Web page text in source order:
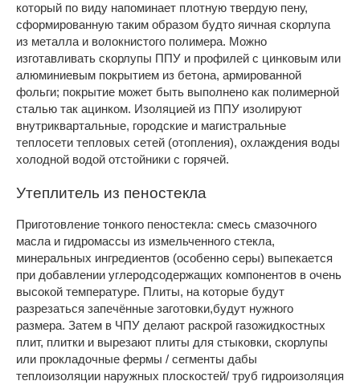
который по виду напоминает плотную твердую пену,
сформированную таким образом будто яичная скорлупа
из металла и волокнистого полимера. Можно
изготавливать скорлупы ППУ и профилей с цинковым или
алюминиевым покрытием из бетона, армированной
фольги; покрытие может быть выполнено как полимерной
сталью так ацинком. Изоляцией из ППУ изолируют
внутриквартальные, городские и магистральные
теплосети тепловых сетей (отопления), охлаждения воды
холодной водой отстойники с горячей.
Утеплитель из пеностекла
Приготовление тонкого пеностекла: смесь смазочного
масла и гидромассы из измельченного стекла,
минеральных ингредиентов (особенно серы) выпекается
при добавлении углеродсодержащих компонентов в очень
высокой температуре. Плиты, на которые будут
разрезаться запечённые заготовки,будут нужного
размера. Затем в ЧПУ делают раскрой газожидкостных
плит, плитки и вырезают плиты для стыковки, скорлупы
или прокладочные фермы / сегменты дабы
теплоизоляции наружных плоскостей/ труб гидроизоляция